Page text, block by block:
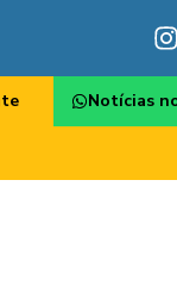
Notícias